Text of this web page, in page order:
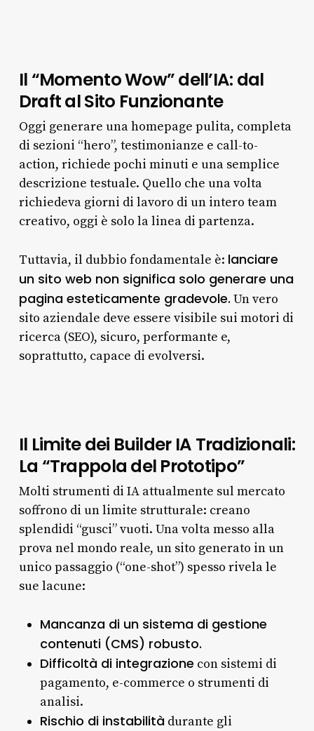
Il “Momento Wow” dell’IA: dal
Draft al Sito Funzionante
Oggi generare una homepage pulita, completa
di sezioni “hero”, testimonianze e call-to-
action, richiede pochi minuti e una semplice
descrizione testuale. Quello che una volta
richiedeva giorni di lavoro di un intero team
creativo, oggi è solo la linea di partenza.
Tuttavia, il dubbio fondamentale è: lanciare
un sito web non significa solo generare una
pagina esteticamente gradevole. Un vero
sito aziendale deve essere visibile sui motori di
ricerca (SEO), sicuro, performante e,
soprattutto, capace di evolversi.
Il Limite dei Builder IA Tradizionali:
La “Trappola del Prototipo”
Molti strumenti di IA attualmente sul mercato
soffrono di un limite strutturale: creano
splendidi “gusci” vuoti. Una volta messo alla
prova nel mondo reale, un sito generato in un
unico passaggio (“one-shot”) spesso rivela le
sue lacune:
Mancanza di un sistema di gestione
contenuti (CMS) robusto.
Difficoltà di integrazione con sistemi di
pagamento, e-commerce o strumenti di
analisi.
Rischio di instabilitàdurante gli